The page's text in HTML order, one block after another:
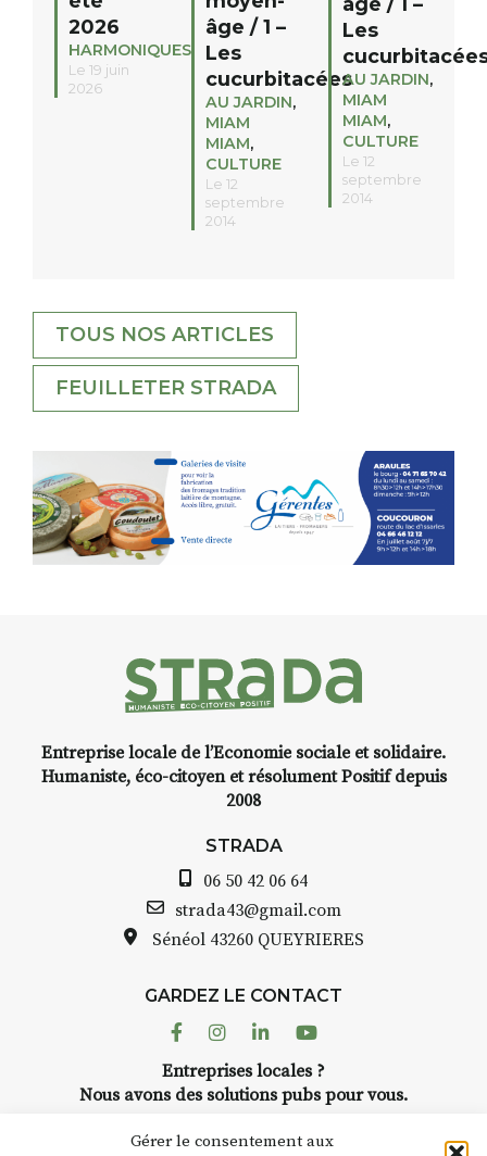
Gérer le consentement aux
2026
HARMONIQUES
Le 19 juin
2026
âge / 1 –
Les
cucurbitacées
AU JARDIN,
MIAM
MIAM,
CULTURE
Le 12
septembre
2014
Les
AU JARDIN,
MIAM
MIAM,
CULTURE
Le 12
septembre
2014
TOUS NOS ARTICLES
FEUILLETER STRADA
Entreprise locale de l’Economie sociale et solidaire.
Humaniste, éco-citoyen et résolument Positif depuis
2008
STRADA
06 50 42 06 64
strada43@gmail.com
Sénéol 43260 QUEYRIERES
GARDEZ LE CONTACT
FacebookInstagram
LinkedinYoutube
Entreprises locales ?
Nous avons des solutions pubs pour vous.